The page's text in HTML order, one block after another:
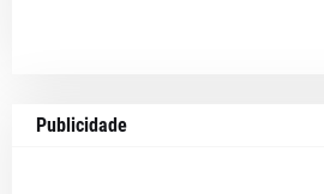
Publicidade